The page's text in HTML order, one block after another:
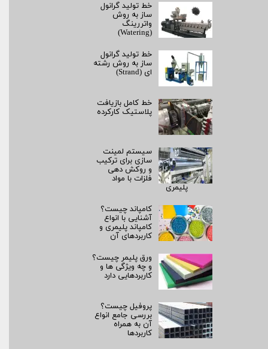
خط تولید گرانول
ساز به روش
واتررینگ
(Watering)
خط تولید گرانول
ساز به روش رشته‌
ای (Strand)
خط کامل بازیافت
پلاستیک کارکرده
سیستم لمینت‌
سازی برای ترکیب
و روکش‌ دهی
فلزات با مواد
پلیمری
کامپاند چیست؟
آشنایی با انواع
کامپاند پلیمری و
کاربردهای آن
ورق پلیمر چیست؟
و چه ویژگی ها و
کاربردهایی دارد
پروفیل چیست؟
بررسی جامع انواع
آن به همراه
کاربردها